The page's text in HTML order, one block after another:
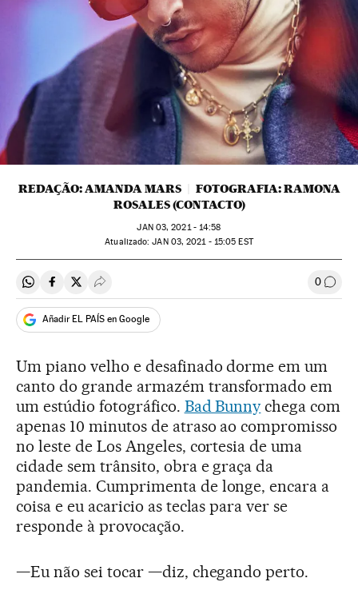
REDAÇÃO: AMANDA MARS
FOTOGRAFIA: RAMONA
ROSALES (CONTACTO)
JAN03, 2021 - 14:58
atualizado: JAN03, 2021 - 15:05 EST
Compartir en Whatsapp
Compartir en Facebook
Compartir en Twitter
Desplegar Redes Sociales 0
Añadir EL PAÍS en Google
Um piano velho e desafinado dorme em um
canto do grande armazém transformado em
um estúdio fotográfico. Bad Bunny chega com
apenas 10 minutos de atraso ao compromisso
no leste de Los Angeles, cortesia de uma
cidade sem trânsito, obra e graça da
pandemia. Cumprimenta de longe, encara a
coisa e eu acaricio as teclas para ver se
responde à provocação.
—Eu não sei tocar —diz, chegando perto.